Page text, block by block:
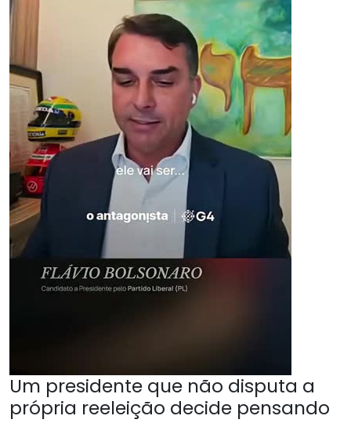
Um presidente que não disputa a
própria reeleição decide pensando